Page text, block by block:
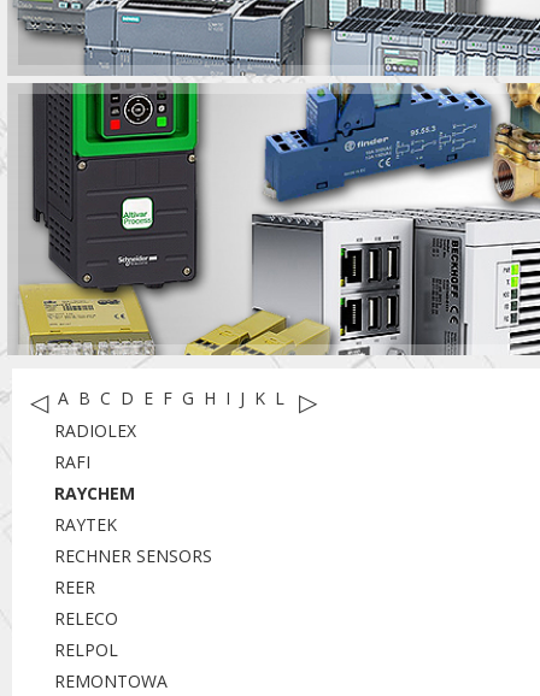
◁ A B C D E F G H I J K L M
▷
RADIOLEX
RAFI
RAYCHEM
RAYTEK
RECHNER SENSORS
REER
RELECO
RELPOL
REMONTOWA